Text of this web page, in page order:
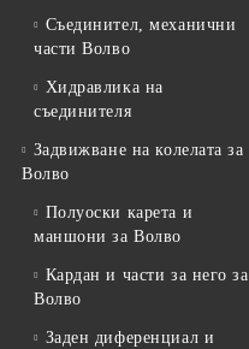
Съединител, механични
части Волво
Хидравлика на
съединителя
Задвижване на колелата за
Волво
Полуоски карета и
маншони за Волво
Кардан и части за него за
Волво
Заден диференциал и